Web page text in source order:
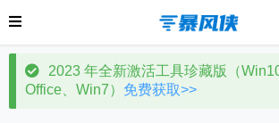
2023 年全新激活工具珍藏版（
Office、Win7） 免费获取>>